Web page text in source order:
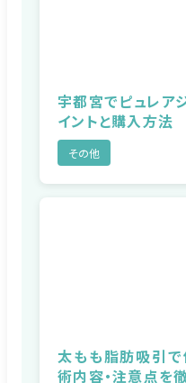
宇都宮でピュレア
イントと購入方法
その他
太もも脂肪吸引で
術内容・注意点を